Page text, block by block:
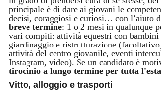
principale è di dare ai giovani le
decisi, coraggiosi e curiosi… con l’aiuto
breve termine: 1 o 2 mesi in qualunque
vari compiti: attività equestri con
giardinaggio e ristrutturazione
attività del centro giovanile, eventi
Instagram, video). Se un candidato è
tirocinio a lungo termine per tutta
Vitto, alloggio e trasporti